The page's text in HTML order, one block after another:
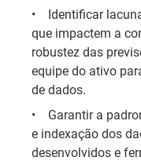
•
Identificar
que impactem a
robustez das
equipe do ativo
de dados.
•
Garantir a
e indexação dos
desenvolvidos e